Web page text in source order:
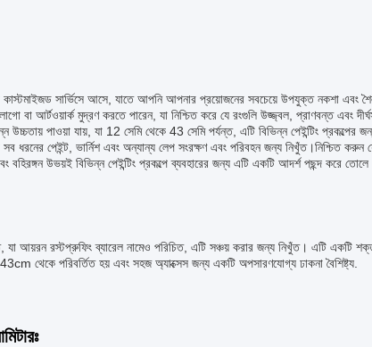
কাস্টমাইজড সার্ভিসে আসে, যাতে আপনি আপনার প্রয়োজনের সবচেয়ে উপযুক্ত নকশা এবং
বা আর্টওয়ার্ক মুদ্রণ করতে পারেন, যা নিশ্চিত করে যে রংগুলি উজ্জ্বল, প্রাণবন্ত এবং
উচ্চতায় পাওয়া যায়, যা 12 সেমি থেকে 43 সেমি পর্যন্ত, এটি বিভিন্ন পেইন্টিং
ধরনের পেইন্ট, ভার্নিশ এবং অন্যান্য লেপ সংরক্ষণ এবং পরিবহন জন্য নিখুঁত।নিশ্চিত করুন
বহিরঙ্গন উভয়ই বিভিন্ন পেইন্টিং প্রকল্পে ব্যবহারের জন্য এটি একটি আদর্শ পছন্দ করে
যা আয়রন রস্টপ্রুফিং ব্যারেল নামেও পরিচিত, এটি সঞ্চয় করার জন্য নিখুঁত। এটি একটি
থেকে পরিবর্তিত হয় এবং সহজ অ্যাক্সেস জন্য একটি অপসারণযোগ্য ঢাকনা বৈশিষ্ট্য.